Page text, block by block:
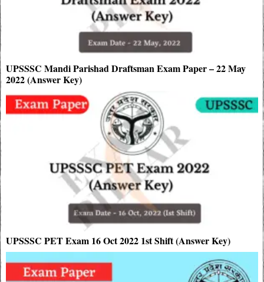
UPSSSC Mandi Parishad Draftsman Exam Paper – 22 May
2022 (Answer Key)
UPSSSC PET Exam 16 Oct 2022 1st Shift (Answer Key)